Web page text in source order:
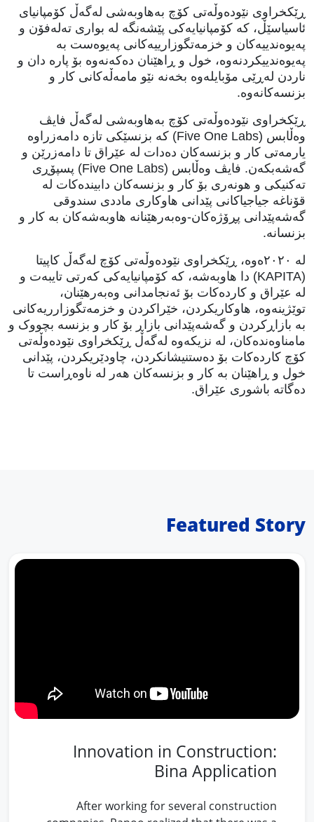
ڕێکخراوی نێودەوڵەتی کۆچ بەهاوبەشی لەگەڵ کۆمپانیای
ئاسیاسێڵ، کە کۆمپانیایەکی پێشەنگە لە بواری تەلەفۆن و
پەیوەندییەکان و خزمەتگوزارییەکانی پەیوەست بە
پەیوەندییکردنەوە، خول و ڕاهێنان دەکەنەوە بۆ پارە دان و
ناردن لەڕێی مۆبایلەوە بخەنە نێو مامەڵەکانی کار و
بزنسەکانەوە.
ڕێکخراوی نێودەوڵەتی کۆچ بەهاوبەشی لەگەڵ فایڤ
وەڵابس (Five One Labs) کە بزنسێکی تازە دامەزراوە
یارمەتی کار و بزنسەکان دەدات لە عێراق تا دامەزرێن و
گەشەبکەن. فایڤ وەڵابس (Five One Labs) پسپۆڕی
تەکنیکی و هونەری بۆ کار و بزنسەکان دابیندەکات لە
قۆناغە جیاجیاکانی پێدانی هاوکاری ماددی سندوقی
گەشەپێدانی پڕۆژەکان-وەبەرهێنانە هاوبەشەکان بە کار و
بزنسانە.
لە ٢٠٢٠ەوە، ڕێکخراوی نێودەوڵەتی کۆچ لەگەڵ کاپیتا
(KAPITA) دا هاوبەشە، کە کۆمپانیایەکی کەرتی تایبەت و
لە عێراق و کاردەکات بۆ ئەنجامدانی وەبەرهێنان،
توێژینەوە، هاوکاریکردن، خێراکردن و خزمەتگوزارریەکانی
بە بازاڕکردن و گەشەپێدانی بازاڕ بۆ کار و بزنسە بچووک و
مامناوەندەکان، لە نزیکەوە لەگەڵ ڕێکخراوی نێودەوڵەتی
کۆچ کاردەکات بۆ دەستنیشانکردن، چاودێریکردن، پێدانی
خول و ڕاهێنان بە کار و بزنسەکان هەر لە ناوەڕاست تا
دەگاتە باشوری عێراق.
Featured Story
Innovation in Construction:
Bina Application
After working for several construction